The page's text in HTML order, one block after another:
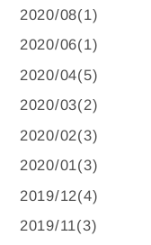
2020/08(1)
2020/06(1)
2020/04(5)
2020/03(2)
2020/02(3)
2020/01(3)
2019/12(4)
2019/11(3)